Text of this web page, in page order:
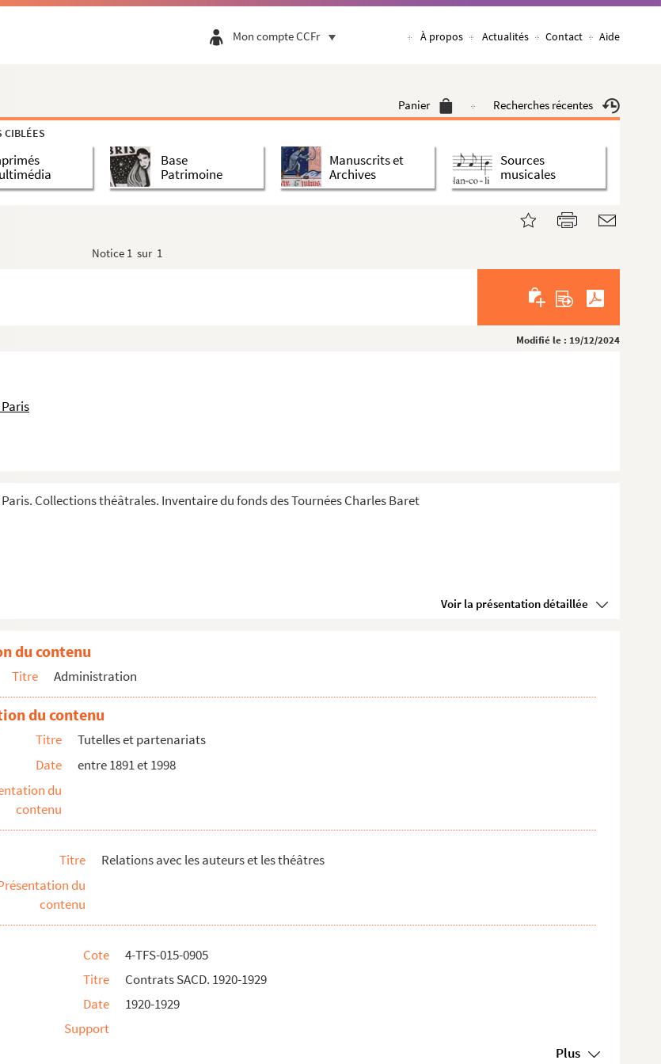
Mon compte CCFr À propos Actualités Contact Aide
Panier Recherches récentes
CIBLÉES
Base
Patrimoine
Manuscrits et
Archives
Sources
musicales
Notice 1 sur 1
Modifié le : 19/12/2024
Collections théâtrales. Inventaire du fonds des Tournées Charles Baret
Voir la présentation détaillée
1947
1926-1933
The english players. 1926-1930
1927-1944
Association des comédiens combattants. 1926-1943
et éditeurs de musique. 1926-1944
dramatiques. 1943-1944
1925-1928
du contenu
Titre Administration
du contenu
Titre
Tutelles et partenariats
Date
entre 1891 et 1998
du
contenu
Titre
Relations avec les auteurs et les théâtres
du
contenu
Cote
4-TFS-015-0905
Titre
Contrats SACD. 1920-1929
Date
1920-1929
Support
Plus